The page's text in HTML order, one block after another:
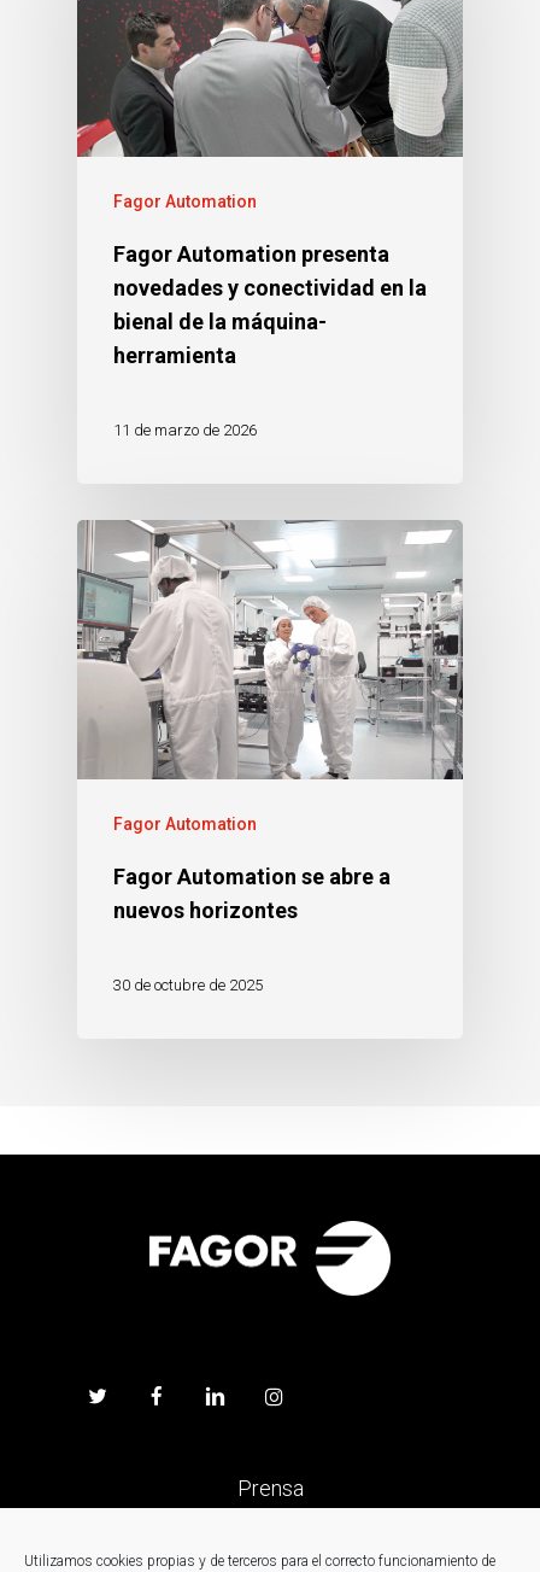
Utilizamos cookies propias y de terceros para el correcto funcionamiento de
Fagor Automation
Fagor Automation presenta
novedades y conectividad en la
bienal de la máquina-
herramienta
11 de marzo de 2026
Fagor Automation
Fagor Automation se abre a
nuevos horizontes
30 de octubre de 2025
Prensa
Trabaja en Fagor